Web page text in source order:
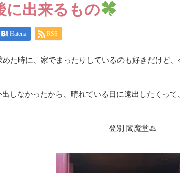
に出来るもの
Hatena RSS
めた時に、家でまったりしているのも好きだけど
出しなかったから、晴れている日に遠出したくっ
登別 閻魔堂♨